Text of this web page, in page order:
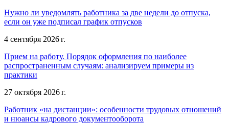
Нужно ли уведомлять работника за две недели до отпуска,
если он уже подписал график отпусков
4 сентября 2026 г.
Прием на работу. Порядок оформления по наиболее
распространенным случаям: анализируем примеры из
практики
27 октября 2026 г.
Работник «на дистанции»: особенности трудовых отношений
и нюансы кадрового документооборота